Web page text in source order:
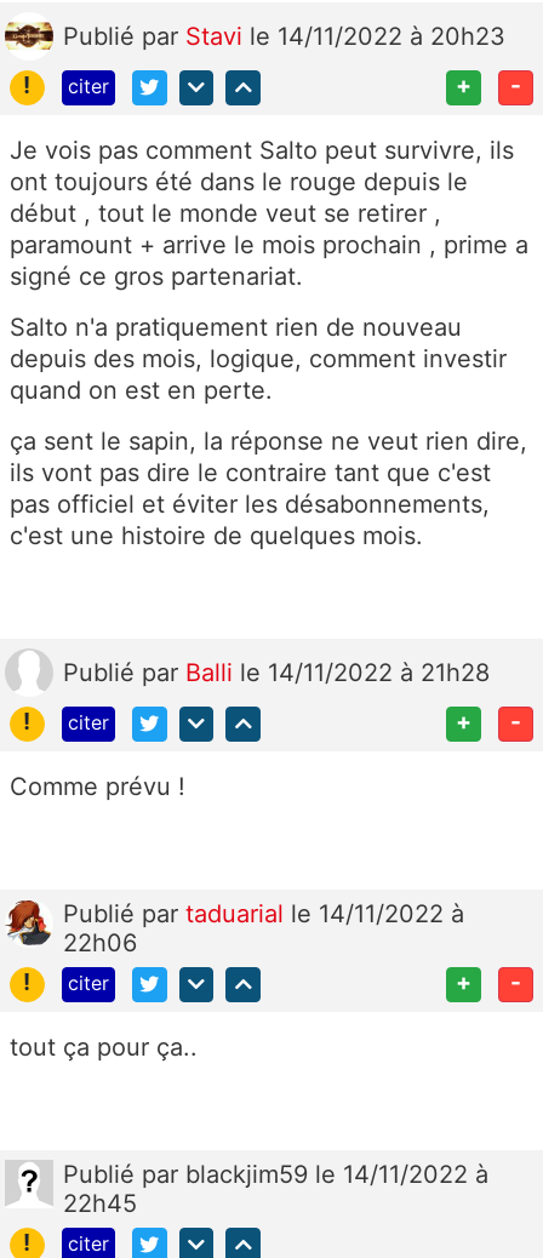
Publié par Stavi le 14/11/2022 à 20h23
!
citer + -
Je vois pas comment Salto peut survivre, ils
ont toujours été dans le rouge depuis le
début , tout le monde veut se retirer ,
paramount + arrive le mois prochain , prime a
signé ce gros partenariat.
Salto n'a pratiquement rien de nouveau
depuis des mois, logique, comment investir
quand on est en perte.
ça sent le sapin, la réponse ne veut rien dire,
ils vont pas dire le contraire tant que c'est
pas officiel et éviter les désabonnements,
c'est une histoire de quelques mois.
Publié par Balli le 14/11/2022 à 21h28
!
citer + -
Comme prévu !
Publié par taduarial le 14/11/2022 à
22h06
!
citer + -
tout ça pour ça..
Publié par blackjim59 le 14/11/2022 à
22h45
!
citer